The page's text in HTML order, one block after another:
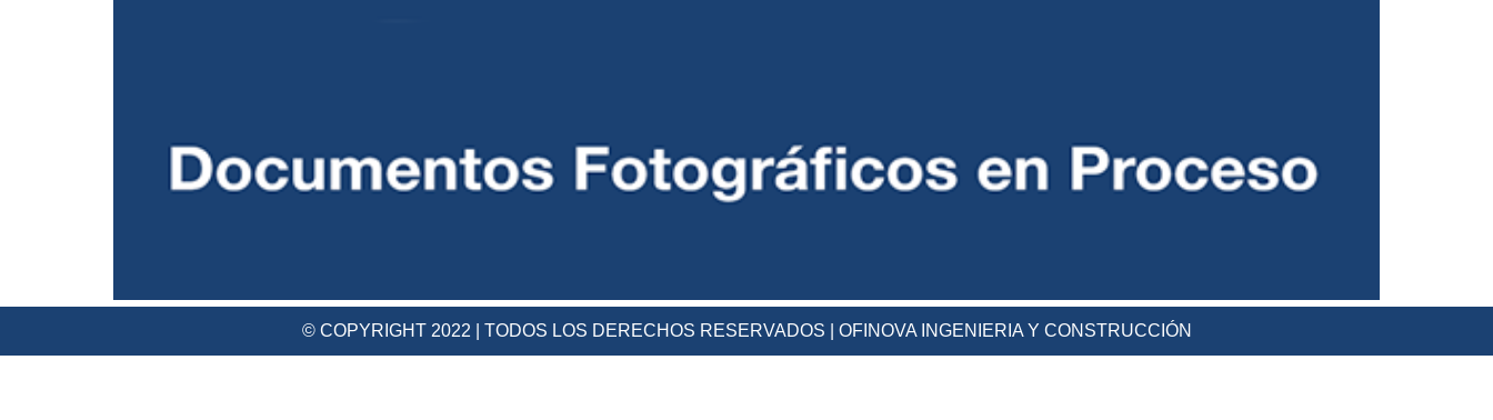
© COPYRIGHT 2022 | TODOS LOS DERECHOS RESERVADOS | OFINOVA INGENIERIA Y CONSTRUCCIÓN